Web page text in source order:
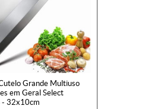
Grande Multiuso
em Geral Select
32x10cm